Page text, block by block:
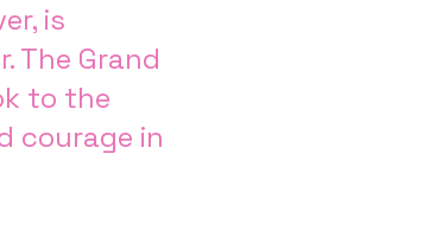
is
The Grand
to the
courage in